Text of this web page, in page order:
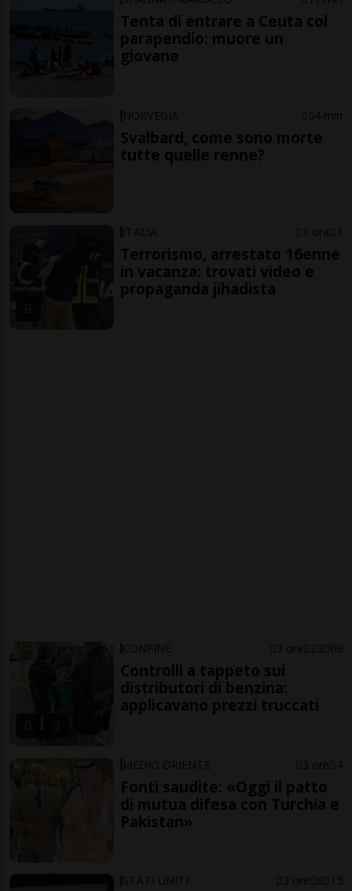
Tenta di entrare a Ceuta col
parapendio: muore un
giovane
NORVEGIA 54 min
Svalbard, come sono morte
tutte quelle renne?
ITALIA 1 ora 3
Terrorismo, arrestato 16enne
in vacanza: trovati video e
propaganda jihadista
CONFINE 3 ore 23 69
Controlli a tappeto sui
distributori di benzina:
applicavano prezzi truccati
MEDIO ORIENTE 3 ore 4
Fonti saudite: «Oggi il patto
di mutua difesa con Turchia e
Pakistan»
STATI UNITI 3 ore 6 15